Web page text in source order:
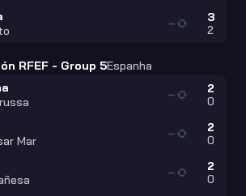
3
2
—
RFEF - Group 5Espanha
2
0
—
Mar
2
0
—
2
0
—